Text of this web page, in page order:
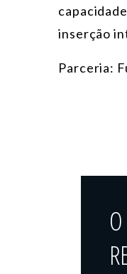
inserção
Parceria: